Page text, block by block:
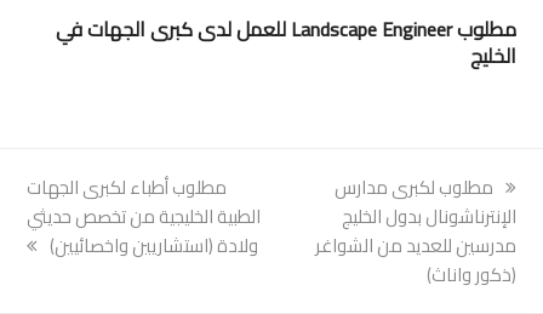
مطلوب Landscape Engineer للعمل لدى كبرى الجهات في
الخليج
previous
post:
مطلوب لكبرى مدارس
الإنترناشونال بدول الخليج
مدرسين للعديد من الشواغر
(ذكور واناث)
next
post:
مطلوب أطباء لكبرى الجهات
الطبية الخليجية من تخصص حديثي
ولادة (استشاريين واخصائيين)